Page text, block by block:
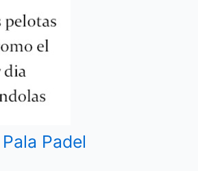
Pala Padel